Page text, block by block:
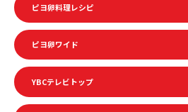
ピヨ卵料理レシピ
ピヨ卵ワイド
YBCテレビトップ